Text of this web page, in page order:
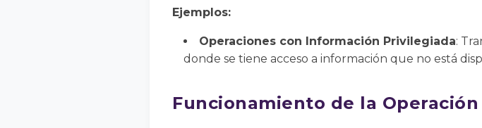
Ejemplos:
Operaciones con Información Privilegiada:
donde se tiene acceso a información que no está
Funcionamiento de la